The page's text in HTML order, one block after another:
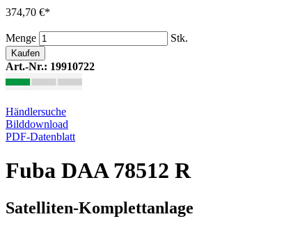
374,70 €*
Menge Stk.
Kaufen
Art.-Nr.: 19910722
Händlersuche
Bilddownload
PDF-Datenblatt
Fuba DAA 78512 R
Satelliten-Komplettanlage